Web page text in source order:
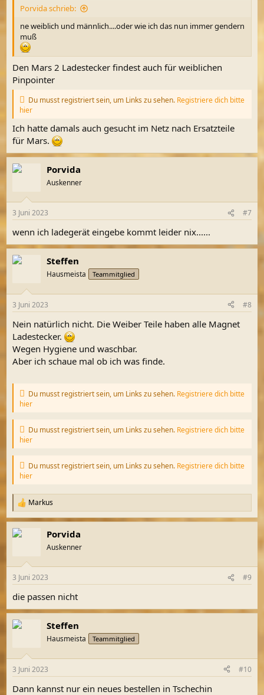
Porvida schrieb:
ne weiblich und männlich....oder wie ich das nun immer gendern
muß
Den Mars 2 Ladestecker findest auch für weiblichen
Pinpointer
Du musst registriert sein, um Links zu sehen. Registriere dich bitte
hier
Ich hatte damals auch gesucht im Netz nach Ersatzteile
für Mars.
Porvida
Auskenner
3 Juni 2023 #7
wenn ich ladegerät eingebe kommt leider nix......
Steffen
Hausmeista Teammitglied
3 Juni 2023 #8
Nein natürlich nicht. Die Weiber Teile haben alle Magnet
Ladestecker.
Wegen Hygiene und waschbar.
Aber ich schaue mal ob ich was finde.
Du musst registriert sein, um Links zu sehen. Registriere dich bitte
hier
Du musst registriert sein, um Links zu sehen. Registriere dich bitte
hier
Du musst registriert sein, um Links zu sehen. Registriere dich bitte
hier
R
e
a
k
e
:
Markus
Porvida
Auskenner
3 Juni 2023 #9
die passen nicht
Steffen
Hausmeista Teammitglied
3 Juni 2023 #10
Dann kannst nur ein neues bestellen in Tschechin